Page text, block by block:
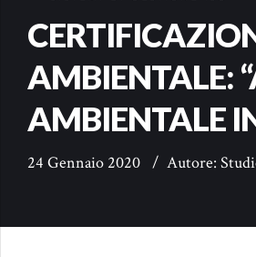
AMBIENTALE:
AMBIENTALE
24 Gennaio 2020 Autore: